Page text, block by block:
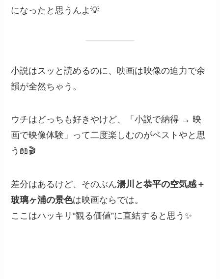
になったと思うんよ💡
小説はスッと読めるのに、映画は映像の迫力で余
韻が全然ちゃう。
ウチはどっちも好きやけど、「小説で納得 → 映
画で映像体験」って二度楽しむのがベストやと思
う📖🎬
差分はあるけど、そのぶん湯川と恭平の空気感＋
玻璃ヶ浦の景色は映画ならでは。
ここはハッキリ“観る価値”に直結すると思う✨